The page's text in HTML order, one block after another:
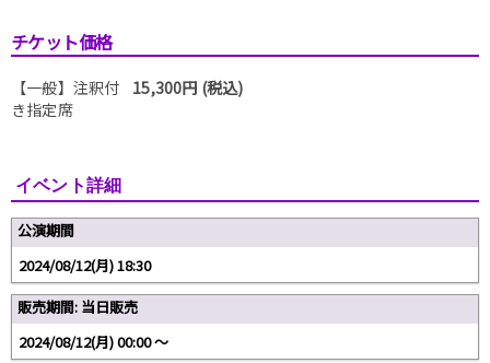
チケット価格
【一般】注釈付
き指定席
15,300円 (税込)
イベント詳細
公演期間
2024/08/12(月) 18:30
販売期間: 当日販売
2024/08/12(月) 00:00 〜